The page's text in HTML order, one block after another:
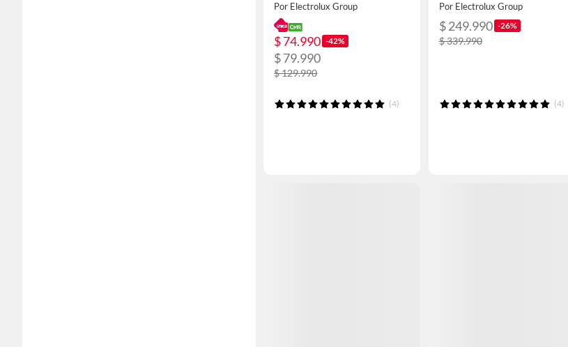
Por Electrolux Group
$ 74.990 -42%
$ 79.990
$ 129.990
(4)
Por Electrolux Group
$ 249.990 -26%
$ 339.990
(4)